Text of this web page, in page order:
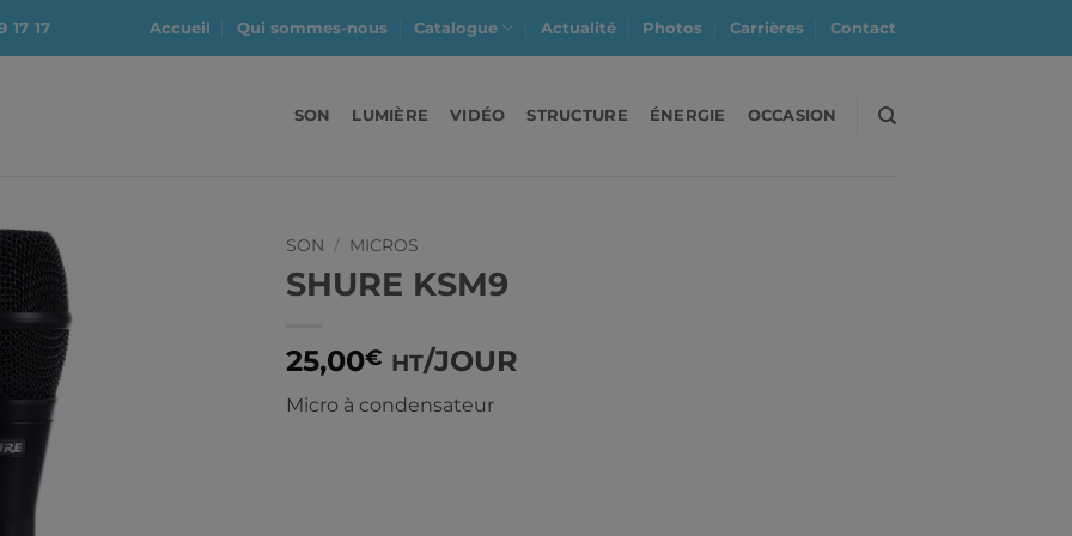
17 17 Accueil Qui sommes-nous Catalogue Actualité Photos Carrières Contact
SON LUMIÈRE VIDÉO STRUCTURE ÉNERGIE OCCASION
SON / MICROS
SHURE KSM9
25,00€ HT/JOUR
Micro à condensateur